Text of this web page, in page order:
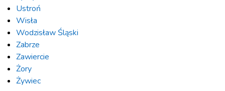
Ustroń
Wisła
Wodzisław Śląski
Zabrze
Zawiercie
Żory
Żywiec